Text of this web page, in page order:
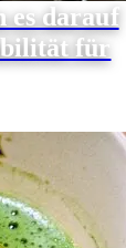
es darauf
für